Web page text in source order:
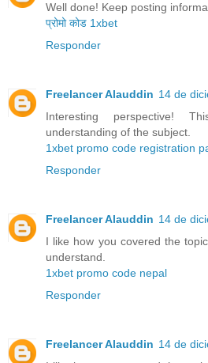
Well done! Keep posting
प्रोमो कोड 1xbet
Responder
Freelancer Alauddin 14 de
Interesting perspective!
understanding of the subject.
1xbet promo code registration
Responder
Freelancer Alauddin 14 de
I like how you covered the
understand.
1xbet promo code nepal
Responder
Freelancer Alauddin 14 de